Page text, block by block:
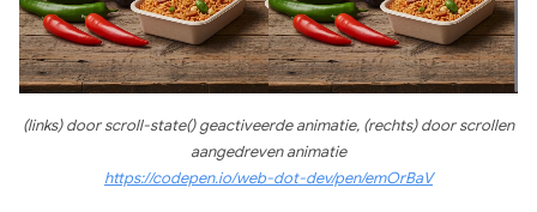
(links) door scroll-state() geactiveerde animatie, (rechts) door scrollen
aangedreven animatie
https://codepen.io/web-dot-dev/pen/emOrBaV